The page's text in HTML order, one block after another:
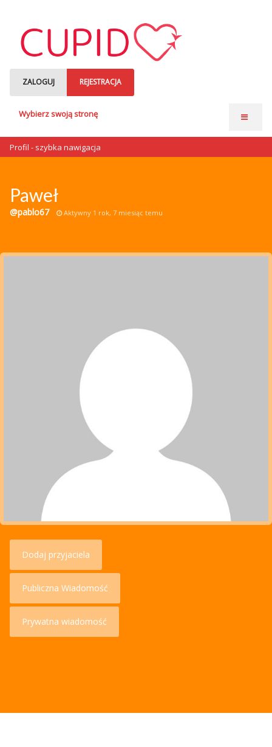
ZALOGUJ REJESTRACJA
Wybierz swoją stronę
o nas
Profil - szybka nawigacja
Paweł
@pablo67 Aktywny 1 rok, 7 miesiąc temu
Dodaj przyjaciela
Publiczna Wiadomość
Prywatna wiadomość